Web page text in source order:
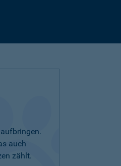
auch
zählt.